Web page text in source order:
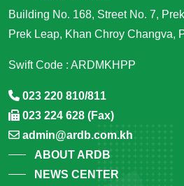
Building No. 168, Street No. 7,
Prek Leap, Khan Chroy Changva,
Swift Code : ARDMKHPP
023 220 810/811
023 224 628 (Fax)
admin@ardb.com.kh
ABOUT ARDB
NEWS CENTER